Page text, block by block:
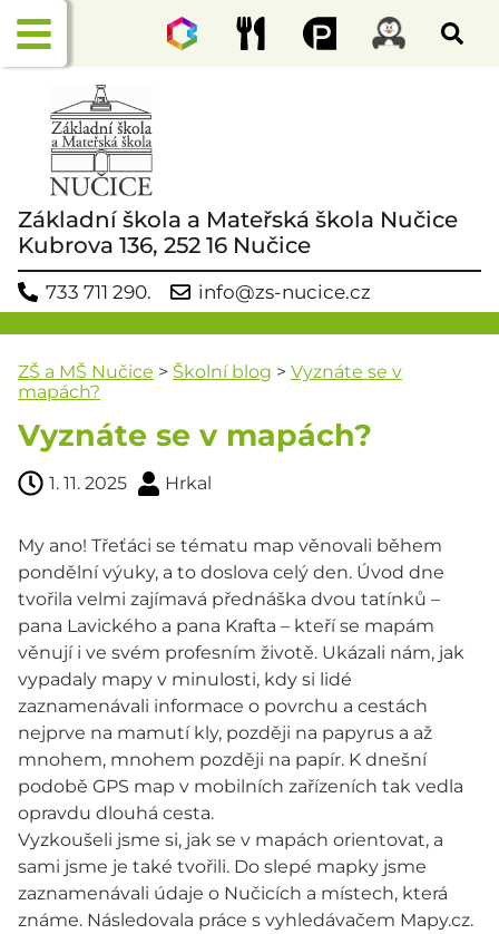
Základní škola a Mateřská škola Nučice
Kubrova 136, 252 16 Nučice
733 711 290. info@zs-nucice.cz
ZŠ a MŠ Nučice > Školní blog > Vyznáte se v
mapách?
Vyznáte se v mapách?
1. 11. 2025 Hrkal
My ano! Třeťáci se tématu map věnovali během
pondělní výuky, a to doslova celý den. Úvod dne
tvořila velmi zajímavá přednáška dvou tatínků –
pana Lavického a pana Krafta – kteří se mapám
věnují i ve svém profesním životě. Ukázali nám, jak
vypadaly mapy v minulosti, kdy si lidé
zaznamenávali informace o povrchu a cestách
nejprve na mamutí kly, později na papyrus a až
mnohem, mnohem později na papír. K dnešní
podobě GPS map v mobilních zařízeních tak vedla
opravdu dlouhá cesta.
Vyzkoušeli jsme si, jak se v mapách orientovat, a
sami jsme je také tvořili. Do slepé mapky jsme
zaznamenávali údaje o Nučicích a místech, která
známe. Následovala práce s vyhledávačem Mapy.cz.